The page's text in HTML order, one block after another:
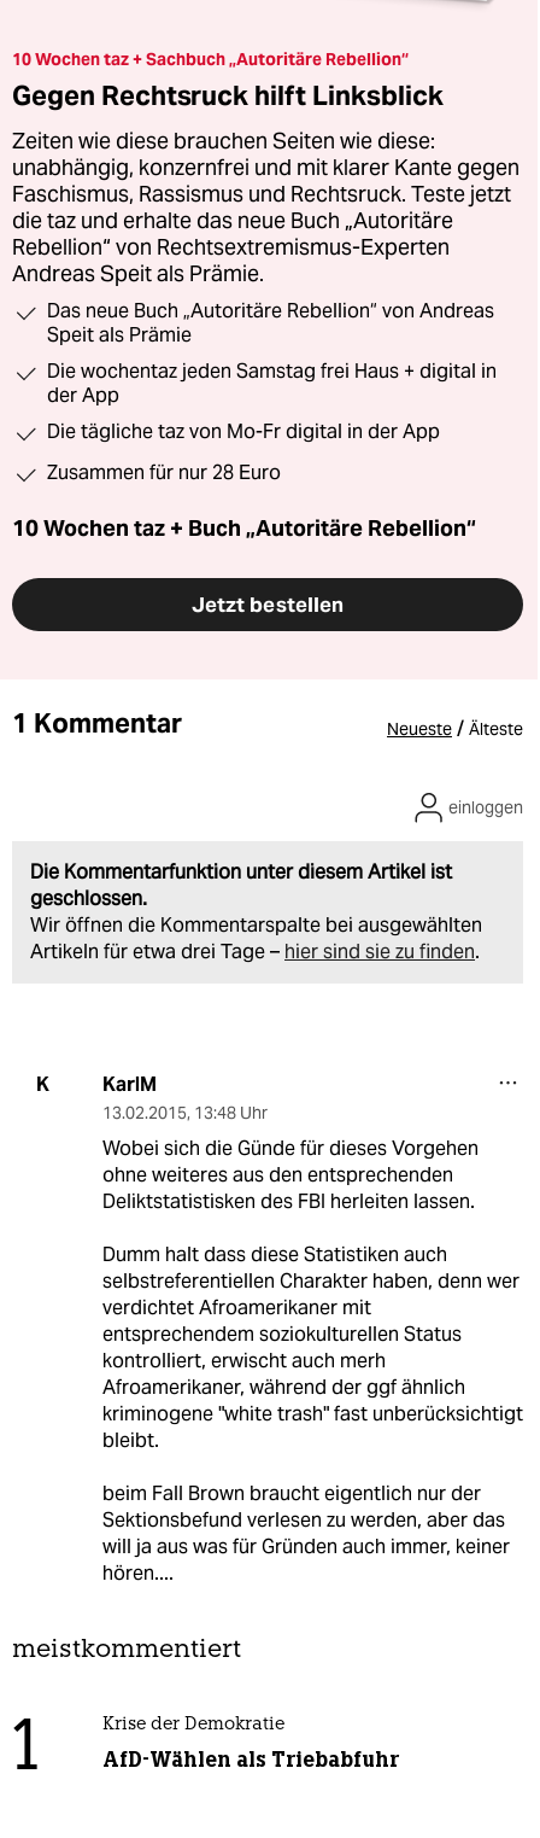
10 Wochen taz + Sachbuch „Autoritäre Rebellion“
Gegen Rechtsruck hilft Linksblick
Zeiten wie diese brauchen Seiten wie diese:
unabhängig, konzernfrei und mit klarer Kante gegen
Faschismus, Rassismus und Rechtsruck. Teste jetzt
die taz und erhalte das neue Buch „Autoritäre
Rebellion“ von Rechtsextremismus-Experten
Andreas Speit als Prämie.
Das neue Buch „Autoritäre Rebellion“ von Andreas
Speit als Prämie
Die wochentaz jeden Samstag frei Haus + digital in
der App
Die tägliche taz von Mo-Fr digital in der App
Zusammen für nur 28 Euro
10 Wochen taz + Buch „Autoritäre Rebellion“
Jetzt bestellen
1 Kommentar Neueste / Älteste
Die Kommentarfunktion unter diesem Artikel ist
geschlossen.
Wir öffnen die Kommentarspalte bei ausgewählten
Artikeln für etwa drei Tage – hier sind sie zu finden.
einloggen
K KarlM
13.02.2015, 13:48 Uhr
Wobei sich die Günde für dieses Vorgehen
ohne weiteres aus den entsprechenden
Deliktstatistisken des FBI herleiten lassen.
Dumm halt dass diese Statistiken auch
selbstreferentiellen Charakter haben, denn wer
verdichtet Afroamerikaner mit
entsprechendem soziokulturellen Status
kontrolliert, erwischt auch merh
Afroamerikaner, während der ggf ähnlich
kriminogene "white trash" fast unberücksichtigt
bleibt.
beim Fall Brown braucht eigentlich nur der
Sektionsbefund verlesen zu werden, aber das
will ja aus was für Gründen auch immer, keiner
hören....
meistkommentiert
1 Krise der Demokratie
AfD-Wählen als Triebabfuhr